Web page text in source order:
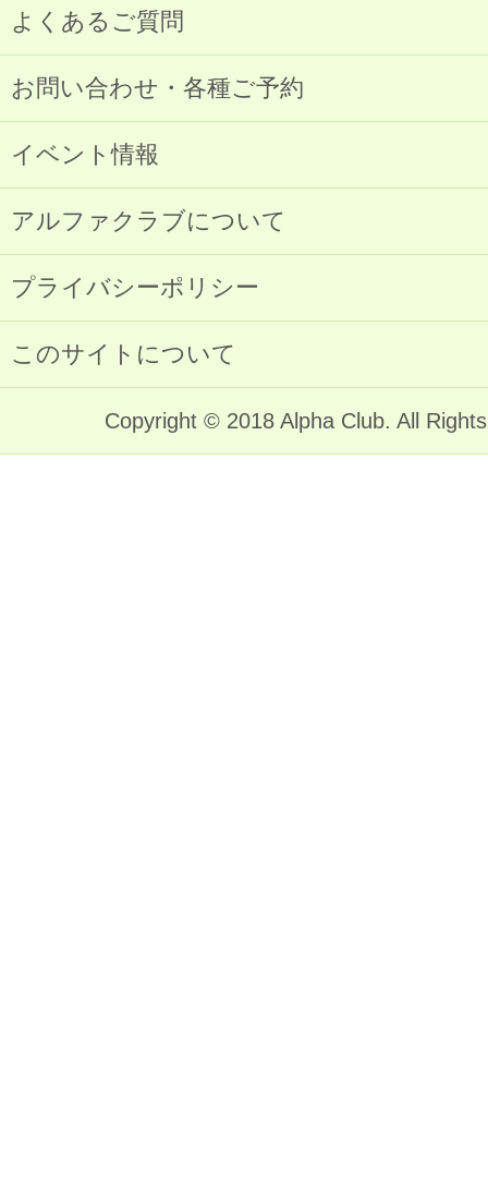
よくあるご質問
お問い合わせ・各種ご予約
イベント情報
アルファクラブについて
プライバシーポリシー
このサイトについて
Copyright © 2018 Alpha Club. All